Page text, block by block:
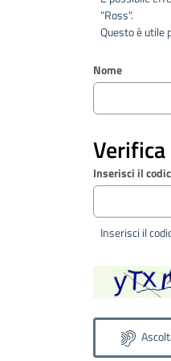
"Ross".
Questo è utile
Nome
Verifica
Inserisci il
Inserisci il